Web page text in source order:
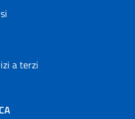
a terzi